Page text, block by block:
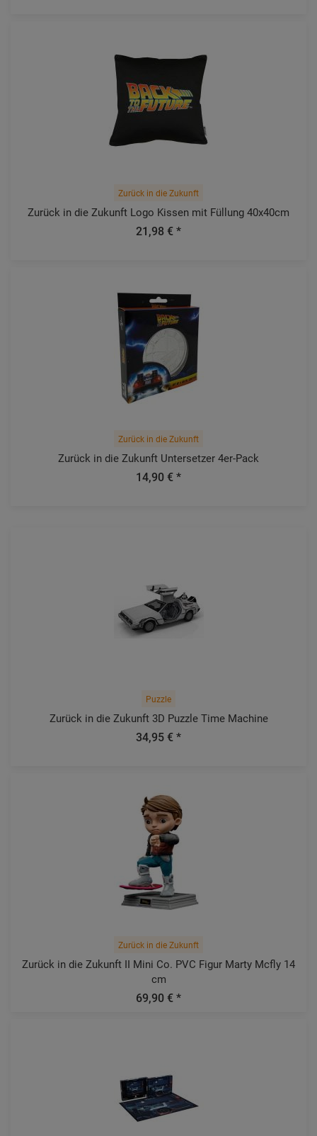
Zurück in die Zukunft
Zurück in die Zukunft Logo Kissen mit Füllung 40x40cm
21,98 € *
Zurück in die Zukunft
Zurück in die Zukunft Untersetzer 4er-Pack
14,90 € *
Puzzle
Zurück in die Zukunft 3D Puzzle Time Machine
34,95 € *
Zurück in die Zukunft
Zurück in die Zukunft II Mini Co. PVC Figur Marty Mcfly 14
cm
69,90 € *